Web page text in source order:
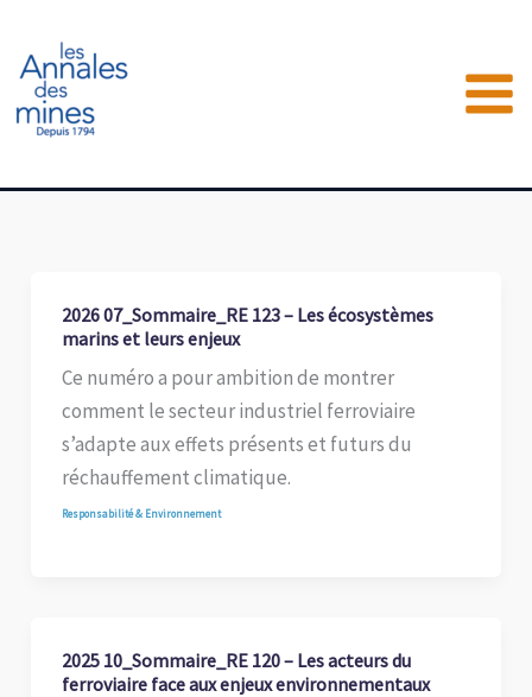
contenu
2026 07_Sommaire_RE 123 – Les écosystèmes
marins et leurs enjeux
Ce numéro a pour ambition de montrer
comment le secteur industriel ferroviaire
s’adapte aux effets présents et futurs du
réchauffement climatique.
Responsabilité & Environnement
2025 10_Sommaire_RE 120 – Les acteurs du
ferroviaire face aux enjeux environnementaux